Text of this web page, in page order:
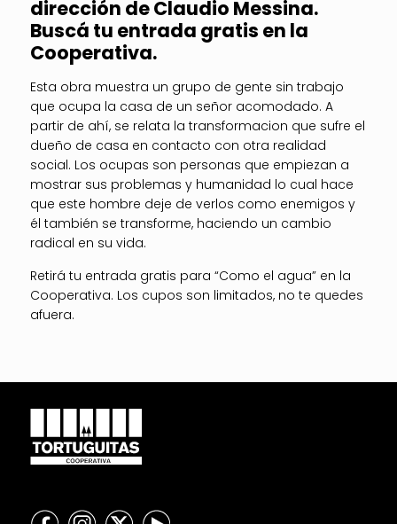
dirección de Claudio Messina.
Buscá tu entrada gratis en la
Cooperativa.
Esta obra muestra un grupo de gente sin trabajo
que ocupa la casa de un señor acomodado. A
partir de ahí, se relata la transformacion que sufre el
dueño de casa en contacto con otra realidad
social. Los ocupas son personas que empiezan a
mostrar sus problemas y humanidad lo cual hace
que este hombre deje de verlos como enemigos y
él también se transforme, haciendo un cambio
radical en su vida.
Retirá tu entrada gratis para “Como el agua” en la
Cooperativa. Los cupos son limitados, no te quedes
afuera.